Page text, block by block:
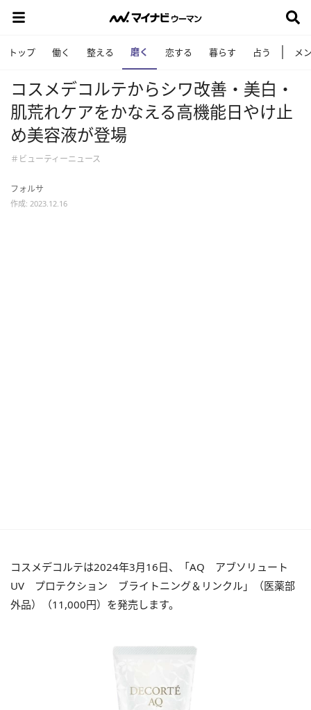
トップ 働く 整える 磨く 恋する 暮らす 占う メ
コスメデコルテからシワ改善・美白・
肌荒れケアをかなえる高機能日やけ止
め美容液が登場
＃ビューティーニュース
フォルサ
作成: 2023.12.16
コスメデコルテは2024年3月16日、「AQ アブソリュート
UV プロテクション ブライトニング＆リンクル」（医薬部
外品）（11,000円）を発売します。